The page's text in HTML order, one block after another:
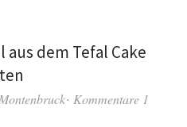
dem Tefal Cake
Kommentare 1